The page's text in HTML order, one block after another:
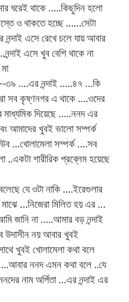
ঘরেই থাকে …..কিছুদিন হলো
ও থাকতে হচ্ছে ……সেটা
এসে রেখে চলে যায় আবার
এসে খুব বেশি থাকে না
৩৯ ….এর নন্দাই …..৪৭ …কি
সব কৃষ্ণনগর এ থাকে ….ওদের
দিয়েছে …..ননদ এর
আমাদের খুবই ভালো সম্পর্ক
…খোলামেলা সম্পর্ক ….সব
শারীরিক প্রব্লেম হয়েছে
যে ওটা নাকি ….ইরেগুলার
…নিজেরা মিলিত হয় এর …
জানি না …..আমার বড় নন্দাই
উদাসীন নয় আবার খুবই
খুবই খোলামেলা কথা বলে
…..আবার ননদ এমন কথা বলে ..যে
নাম অর্পিতা …এর নন্দাই এর